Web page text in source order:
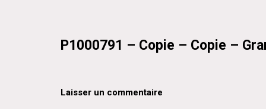
P1000791 – Copie – Copie –
Laisser un commentaire